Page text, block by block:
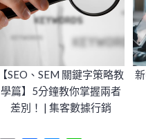
【SEO、SEM 關鍵字策略教
學篇】5分鐘教你掌握兩者
差別！ | 集客數據行銷